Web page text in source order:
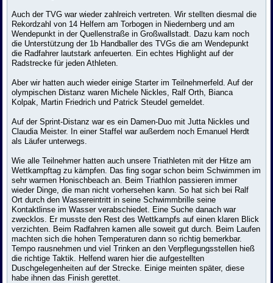
Auch der TVG war wieder zahlreich vertreten. Wir stellten diesmal die
Rekordzahl von 14 Helfern am Torbogen in Niedernberg und am
Wendepunkt in der Quellenstraße in Großwallstadt. Dazu kam noch
die Unterstützung der 1b Handballer des TVGs die am Wendepunkt
die Radfahrer lautstark anfeuerten. Ein echtes Highlight auf der
Radstrecke für jeden Athleten.
Aber wir hatten auch wieder einige Starter im Teilnehmerfeld. Auf der
olympischen Distanz waren Michele Nickles, Ralf Orth, Bianca
Kolpak, Martin Friedrich und Patrick Steudel gemeldet.
Auf der Sprint-Distanz war es ein Damen-Duo mit Jutta Nickles und
Claudia Meister. In einer Staffel war außerdem noch Emanuel Herdt
als Läufer unterwegs.
Wie alle Teilnehmer hatten auch unsere Triathleten mit der Hitze am
Wettkampftag zu kämpfen. Das fing sogar schon beim Schwimmen im
sehr warmen Honischbeach an. Beim Triathlon passieren immer
wieder Dinge, die man nicht vorhersehen kann. So hat sich bei Ralf
Ort durch den Wassereintritt in seine Schwimmbrille seine
Kontaktlinse im Wasser verabschiedet. Eine Suche danach war
zwecklos. Er musste den Rest des Wettkampfs auf einen klaren Blick
verzichten. Beim Radfahren kamen alle soweit gut durch. Beim Laufen
machten sich die hohen Temperaturen dann so richtig bemerkbar.
Tempo rausnehmen und viel Trinken an den Verpflegungsstellen hieß
die richtige Taktik. Helfend waren hier die aufgestellten
Duschgelegenheiten auf der Strecke. Einige meinten später, diese
habe ihnen das Finish gerettet.